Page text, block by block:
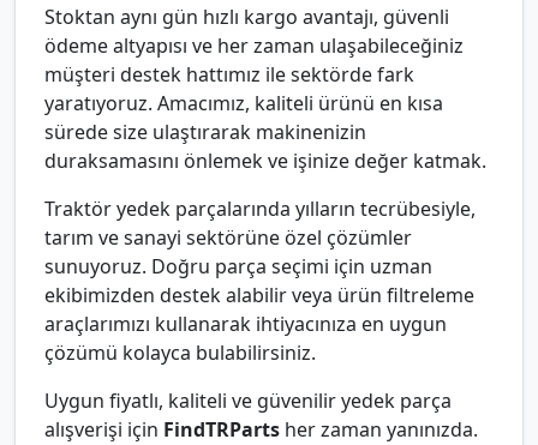
Stoktan aynı gün hızlı kargo avantajı, güvenli
ödeme altyapısı ve her zaman ulaşabileceğiniz
müşteri destek hattımız ile sektörde fark
yaratıyoruz. Amacımız, kaliteli ürünü en kısa
sürede size ulaştırarak makinenizin
duraksamasını önlemek ve işinize değer katmak.
Traktör yedek parçalarında yılların tecrübesiyle,
tarım ve sanayi sektörüne özel çözümler
sunuyoruz. Doğru parça seçimi için uzman
ekibimizden destek alabilir veya ürün filtreleme
araçlarımızı kullanarak ihtiyacınıza en uygun
çözümü kolayca bulabilirsiniz.
Uygun fiyatlı, kaliteli ve güvenilir yedek parça
alışverişi için FindTRParts her zaman yanınızda.